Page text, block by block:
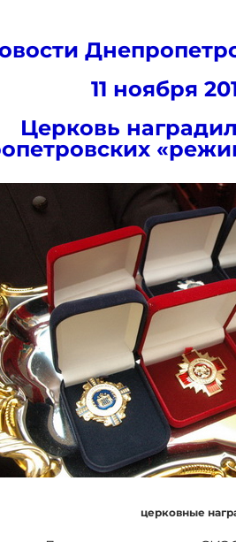
11 ноября
Церковь
церковные